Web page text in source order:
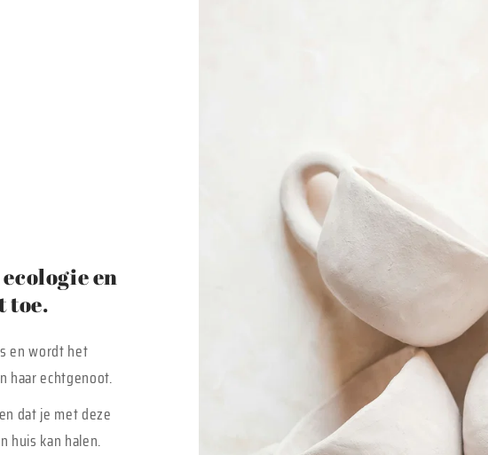
en
toe.
en wordt het
haar echtgenoot.
dat je met deze
huis kan halen.